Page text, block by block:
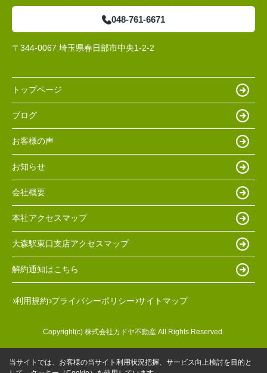
048-761-6671
〒344-0067 埼玉県春日部市中央1-2-2
トップページ
ブログ
お客様の声
お知らせ
会社概要
本社アクセスマップ
大森駅東口支店アクセスマップ
解約通知はこちら
利用規約 プライバシーポリシー サイトマップ
Copyright(c) 株式会社カドヤ不動産 All Rights Reserved.
当サイトでは、お客様の当サイト利用状況把握、サービス向上検討を目的と